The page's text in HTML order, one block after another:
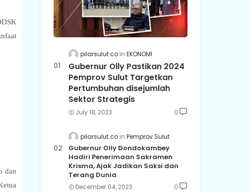
dan
pilarsulut.co EKONOMI
Gubernur Olly Pastikan 2024
Pemprov Sulut Targetkan
Pertumbuhan disejumlah
Sektor Strategis
July 18, 2023 0
pilarsulut.co Pemprov Sulut
Gubernur Olly Dondokambey
Hadiri Penerimaan Sakramen
Krisma, Ajak Jadikan Saksi dan
Terang Dunia
December 04, 2023 0